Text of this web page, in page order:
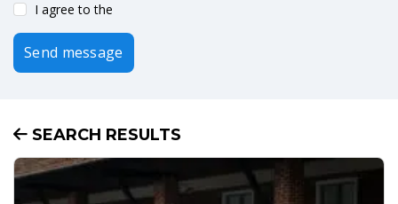
I agree to the
Send message
SEARCH RESULTS